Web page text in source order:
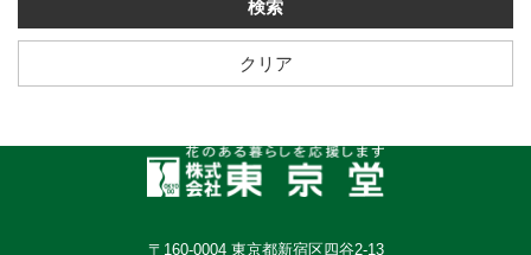
クリア
〒160-0004 東京都新宿区四谷2-13